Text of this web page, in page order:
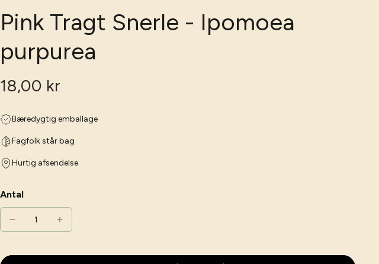
Pink Tragt Snerle - Ipomoea
purpurea
18,00 kr
Bæredygtig emballage
Fagfolk står bag
Hurtig afsendelse
Antal